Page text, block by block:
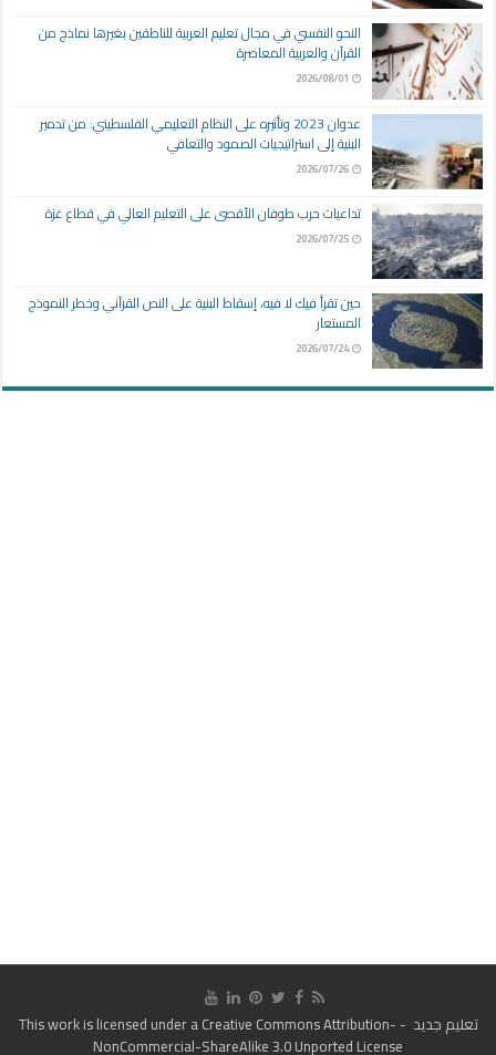
النحو النفسي في مجال تعليم العربية للناطقين بغيرها نماذج من
القرآن والعربية المعاصرة
2026/08/01
عدوان 2023 وتأثيره على النظام التعليمي الفلسطيني: من تدمير
البنية إلى استراتيجيات الصمود والتعافي
2026/07/26
تداعيات حرب طوفان الأقصى على التعليم العالي في قطاع غزة
2026/07/25
حين تقرأ فيك لا فيه، إسقاط البنية على النص القرآني وخطر النموذج
المستعار
2026/07/24
تعليم جديد - This work is licensed under a
Creative Commons Attribution-
NonCommercial-ShareAlike 3.0 Unported License